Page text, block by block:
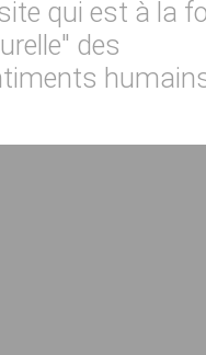
qui est à la
des